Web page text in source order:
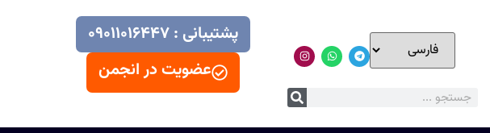
پشتیبانی : ۰۹۰۱۱۰۱۶۴۴۷
عضویت در انجمن